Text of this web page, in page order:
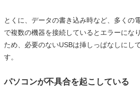
とくに、データの書き込み時など、多くの
で複数の機器を接続しているとエラーにな
ため、必要のないUSBは挿しっぱなしにし
す。
パソコンが不具合を起こしている